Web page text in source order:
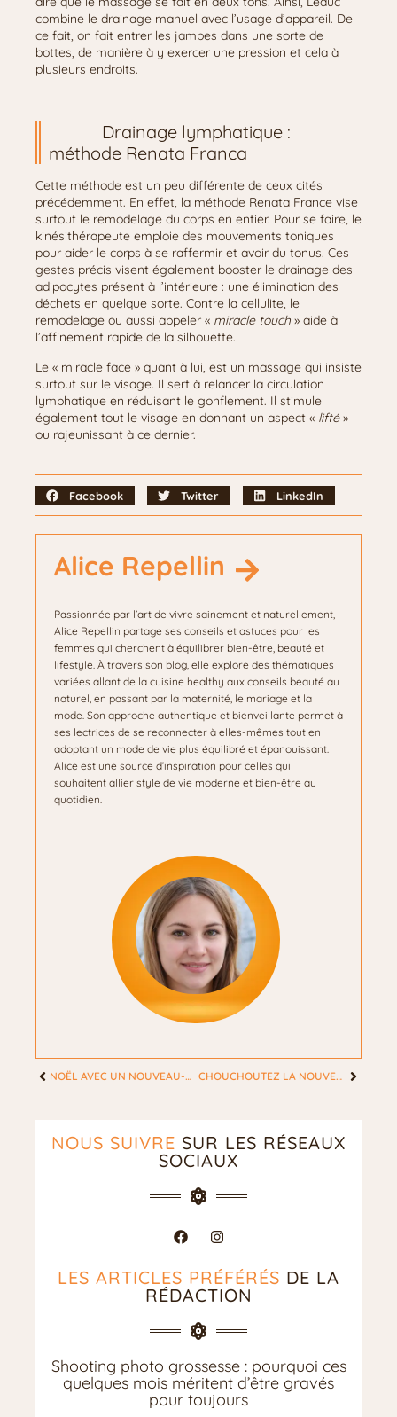
combine le drainage manuel avec l’usage d’appareil. De
ce fait, on fait entrer les jambes dans une sorte de
bottes, de manière à y exercer une pression et cela à
plusieurs endroits.
Drainage lymphatique :
méthode Renata Franca
Cette méthode est un peu différente de ceux cités
précédemment. En effet, la méthode Renata France vise
surtout le remodelage du corps en entier. Pour se faire, le
kinésithérapeute emploie des mouvements toniques
pour aider le corps à se raffermir et avoir du tonus. Ces
gestes précis visent également booster le drainage des
adipocytes présent à l’intérieure : une élimination des
déchets en quelque sorte. Contre la cellulite, le
remodelage ou aussi appeler « miracle touch » aide à
l’affinement rapide de la silhouette.
Le « miracle face » quant à lui, est un massage qui insiste
surtout sur le visage. Il sert à relancer la circulation
lymphatique en réduisant le gonflement. Il stimule
également tout le visage en donnant un aspect « lifté»
ou rajeunissant à ce dernier.
Facebook Twitter LinkedIn
Alice Repellin
Passionnée par l’art de vivre sainement et naturellement,
Alice Repellin partage ses conseils et astuces pour les
femmes qui cherchent à équilibrer bien-être, beauté et
lifestyle. À travers son blog, elle explore des thématiques
variées allant de la cuisine healthy aux conseils beauté au
naturel, en passant par la maternité, le mariage et la
mode. Son approche authentique et bienveillante permet à
ses lectrices de se reconnecter à elles-mêmes tout en
adoptant un mode de vie plus équilibré et épanouissant.
Alice est une source d’inspiration pour celles qui
souhaitent allier style de vie moderne et bien-être au
quotidien.
NOËL AVEC UN NOUVEAU-NÉ : CONSEILS ET IDÉES CHOUCHOUTEZ LA NOUVELLE MAMAN AVEC 10 IDÉES DE CADEAUX POUR LA SAINT-VALENTIN
NOUS SUIVRE SUR LES RÉSEAUX
SOCIAUX
LES ARTICLES PRÉFÉRÉS DE LA
RÉDACTION
Shooting photo grossesse : pourquoi ces
quelques mois méritent d’être gravés
pour toujours